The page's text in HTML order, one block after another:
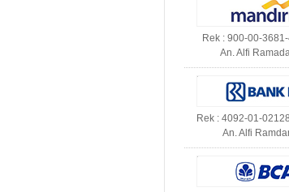
Rek : 900-00-
An. Alfi
Rek : 4092-01-
An. Alfi